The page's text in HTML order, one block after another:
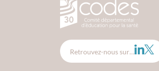
Retrouvez-nous sur…